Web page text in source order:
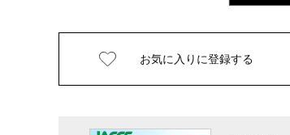
お気に入りに登録する